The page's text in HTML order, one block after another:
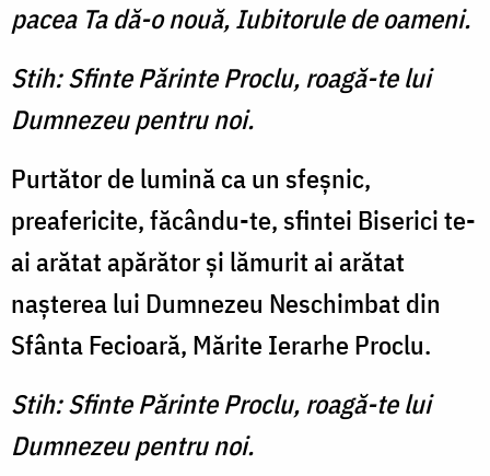
pacea Ta dă-o nouă, Iubitorule de oameni.
Stih: Sfinte Părinte Proclu, roagă-te lui
Dumnezeu pentru noi.
Purtător de lumină ca un sfeşnic,
preafericite, făcându-te, sfintei Biserici te-
ai arătat apărător şi lămurit ai arătat
naşterea lui Dumnezeu Neschimbat din
Sfânta Fecioară, Mărite Ierarhe Proclu.
Stih: Sfinte Părinte Proclu, roagă-te lui
Dumnezeu pentru noi.